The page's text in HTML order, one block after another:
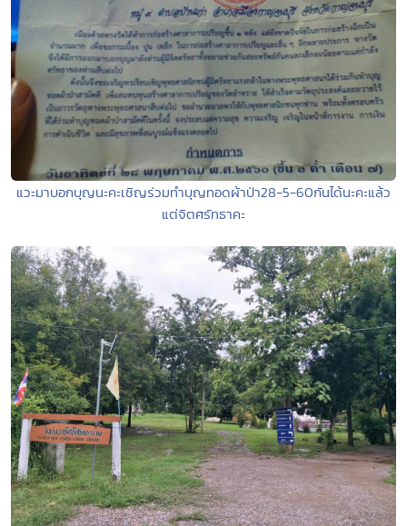
แวะมาบอกบุญนะคะเชิญร่วมทำบุญทอดผ้าป่า28-5-60กันได้นะคะแล้ว
แต่จิตศรัทธาคะ